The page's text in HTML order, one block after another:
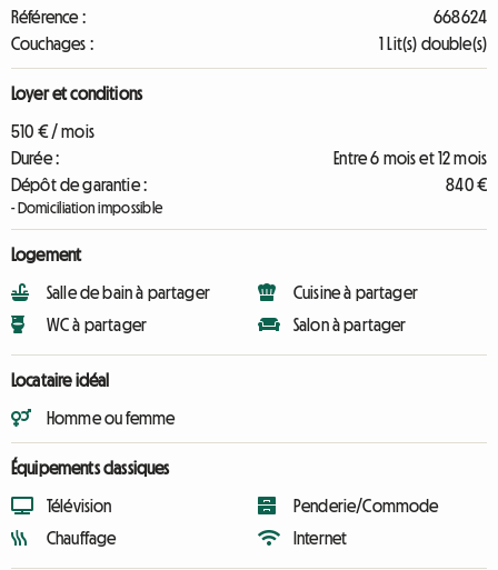
Référence :
668624
Couchages :
1 Lit(s) double(s)
Loyer et conditions
510 € / mois
Durée :
Entre 6 mois et 12 mois
Dépôt de garantie :
840 €
- Domiciliation impossible
Logement
Salle de bain à partager
WC à partager
Cuisine à partager
Salon à partager
Locataire idéal
Homme ou femme
Équipements classiques
Télévision
Chauffage
Penderie/Commode
Internet